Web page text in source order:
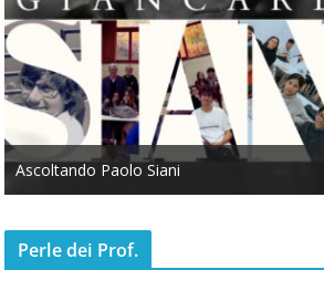
Ascoltando Paolo Siani
Perle dei Prof.